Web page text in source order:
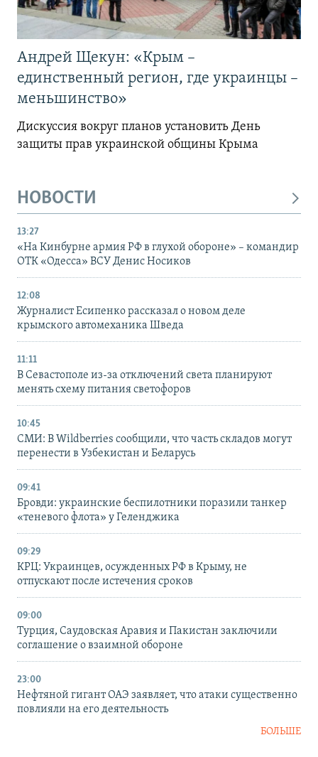
Андрей Щекун: «Крым –
единственный регион, где украинцы –
меньшинство»
Дискуссия вокруг планов установить День
защиты прав украинской общины Крыма
НОВОСТИ
13:27
«На Кинбурне армия РФ в глухой обороне» – командир
ОТК «Одесса» ВСУ Денис Носиков
12:08
Журналист Есипенко рассказал о новом деле
крымского автомеханика Шведа
11:11
В Севастополе из-за отключений света планируют
менять схему питания светофоров
10:45
СМИ: В Wildberries сообщили, что часть складов могут
перенести в Узбекистан и Беларусь
09:41
Бровди: украинские беспилотники поразили танкер
«теневого флота» у Геленджика
09:29
КРЦ: Украинцев, осужденных РФ в Крыму, не
отпускают после истечения сроков
09:00
Турция, Саудовская Аравия и Пакистан заключили
соглашение о взаимной обороне
23:00
Нефтяной гигант ОАЭ заявляет, что атаки существенно
повлияли на его деятельность
БОЛЬШЕ